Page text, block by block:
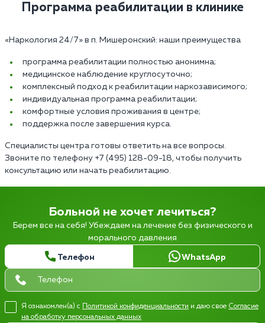
Программа реабилитации в клинике
«Наркология 24/7»‎ в п. Мишеронский: наши преимущества
программа реабилитации полностью анонимна;
медицинское наблюдение круглосуточно;
комплексный подход к реабилитации наркозависимого;
индивидуальная программа реабилитации;
комфортные условия проживания в центре;
поддержка после завершения курса.
Специалисты центра готовы ответить на все вопросы.
Звоните по телефону +7 (495) 128-09-18, чтобы получить
консультацию или начать реабилитацию.
Больной не хочет лечиться?
Берем все на себя! Убеждаем на лечение без физического и
морального давления
Телефон WhatsApp
Я ознакомлен(а) с Политикой конфиденциальности и даю свое Согласие
на обработку персональных данных